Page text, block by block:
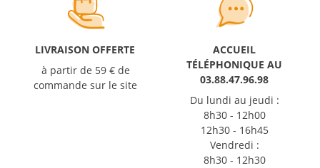
LIVRAISON OFFERTE
à partir de 59 € de
commande sur le site
ACCUEIL
TÉLÉPHONIQUE AU
03.88.47.96.98
Du lundi au jeudi :
8h30 - 12h00
12h30 - 16h45
Vendredi :
8h30 - 12h30